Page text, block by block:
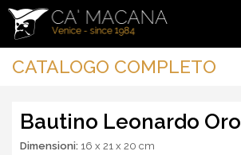
CATALOGO COMPLETO
Bautino Leonardo Oro
Dimensioni: 16 x 21 x 20 cm